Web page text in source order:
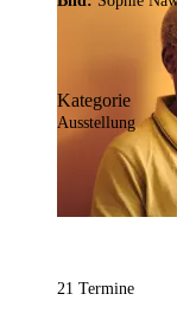
Kategorie
Ausstellung
21 Termine